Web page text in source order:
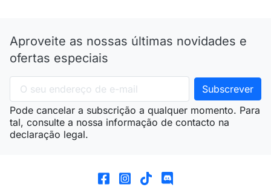
Aproveite as nossas últimas novidades e
ofertas especiais
Pode cancelar a subscrição a qualquer momento. Para
tal, consulte a nossa informação de contacto na
declaração legal.